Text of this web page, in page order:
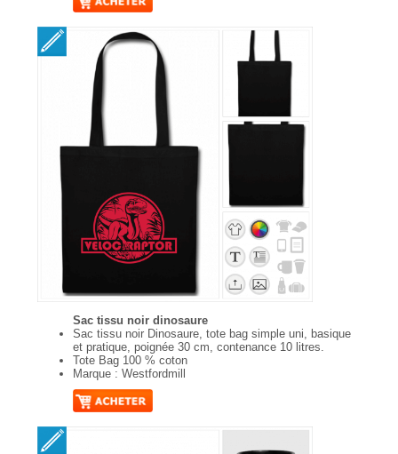
Sac tissu noir dinosaure
Sac tissu noir Dinosaure, tote bag simple uni, basique
et pratique, poignée 30 cm, contenance 10 litres.
Tote Bag 100 % coton
Marque : Westfordmill